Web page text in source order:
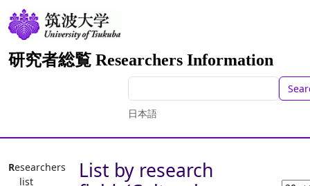
研究者総覧 Researchers Information
日本語
Researchers
list
List by research